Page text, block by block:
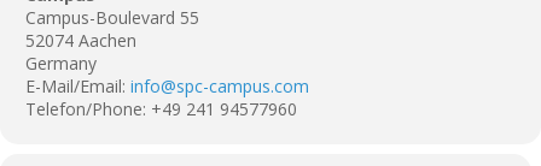
Campus-Boulevard 55
52074 Aachen
Germany
E-Mail/Email: info@spc-campus.com
Telefon/Phone: +49 241 94577960